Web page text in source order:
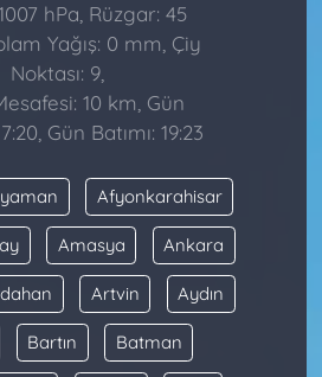
hPa, Rüzgar: 45
Yağış: 0 mm, Çiy
Noktası: 9,
10 km, Gün
Gün Batımı: 19:23
Afyonkarahisar
Amasya Ankara
Artvin Aydın
Bartın Batman